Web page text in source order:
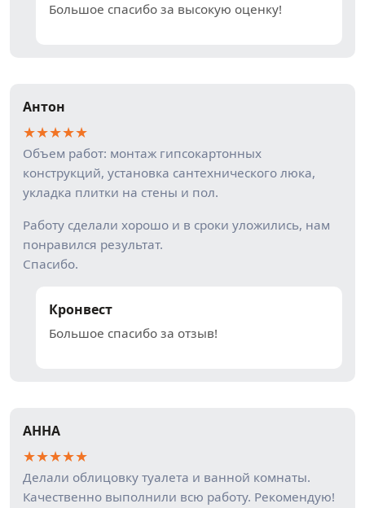
Большое спасибо за высокую оценку!
Антон
★★★★★
Объем работ: монтаж гипсокартонных
конструкций, установка сантехнического люка,
укладка плитки на стены и пол.
Работу сделали хорошо и в сроки уложились, нам
понравился результат.
Спасибо.
Кронвест
Большое спасибо за отзыв!
АННА
★★★★★
Делали облицовку туалета и ванной комнаты.
Качественно выполнили всю работу. Рекомендую!